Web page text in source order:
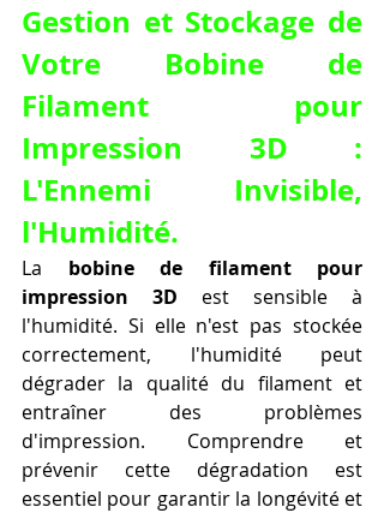
Gestion et Stockage de
Votre Bobine de
Filament pour
Impression 3D :
L'Ennemi Invisible,
l'Humidité.
La bobine de filament pour
impression 3D est sensible à
l'humidité. Si elle n'est pas stockée
correctement, l'humidité peut
dégrader la qualité du filament et
entraîner des problèmes
d'impression. Comprendre et
prévenir cette dégradation est
essentiel pour garantir la longévité et